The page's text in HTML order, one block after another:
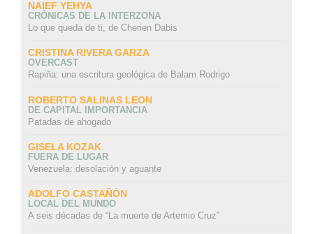
NAIEF YEHYA
CRÓNICAS DE LA INTERZONA
Lo que queda de ti, de Cherien Dabis
CRISTINA RIVERA GARZA
OVERCAST
Rapiña: una escritura geológica de Balam Rodrigo
ROBERTO SALINAS LEON
DE CAPITAL IMPORTANCIA
Patadas de ahogado
GISELA KOZAK
FUERA DE LUGAR
Venezuela: desolación y aguante
ADOLFO CASTAÑÓN
LOCAL DEL MUNDO
A seis décadas de “La muerte de Artemio Cruz”